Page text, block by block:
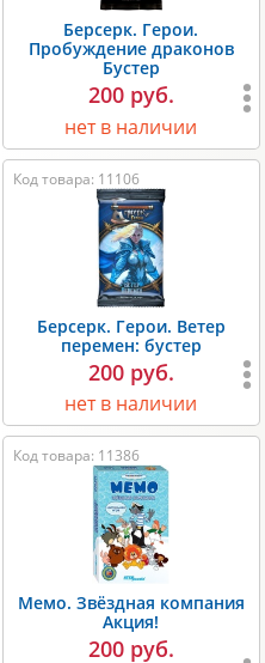
Берсерк. Герои.
Пробуждение драконов
Бустер
200 руб.
нет в наличии
Код товара: 11106
Берсерк. Герои. Ветер
перемен: бустер
200 руб.
нет в наличии
Код товара: 11386
Мемо. Звёздная компания
Акция!
200 руб.